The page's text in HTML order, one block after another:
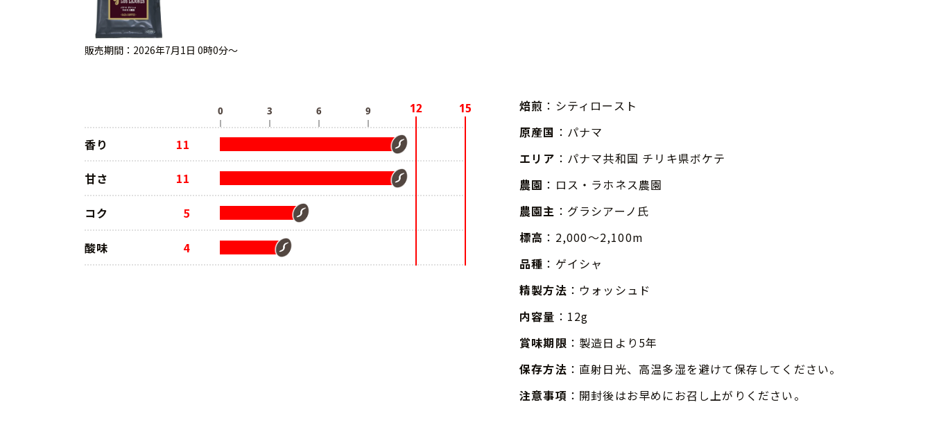
販売期間：2026年7月1日 0時0分～
香り 11
甘さ 11
コク 5
酸味 4
焙煎 ：シティロースト
原産国 ：パナマ
エリア ：パナマ共和国 チリキ県ボケテ
農園 ：ロス・ラホネス農園
農園主 ：グラシアーノ氏
標高 ：2,000～2,100m
品種 ：ゲイシャ
精製方法 ：ウォッシュド
内容量 ：12g
賞味期限 ：製造日より5年
保存方法 ：直射日光、高温多湿を避けて保存してください。
注意事項 ：開封後はお早めにお召し上がりください。